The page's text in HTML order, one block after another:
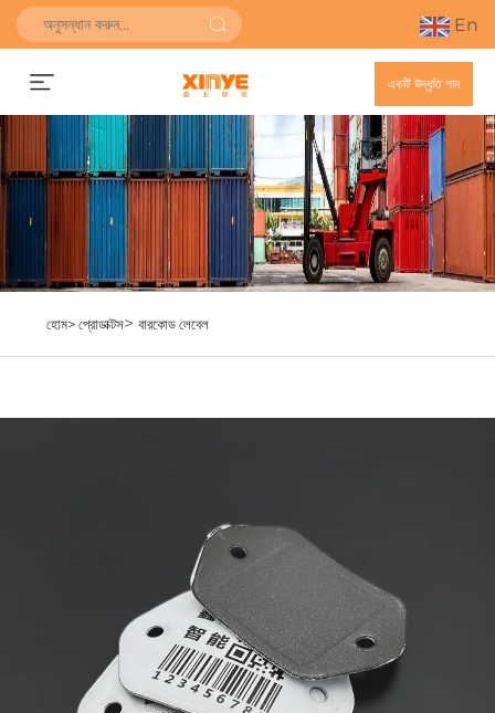
En
একটি উদ্ধৃতি পান
হোম>প্রোডাক্টস> বারকোড লেবেল